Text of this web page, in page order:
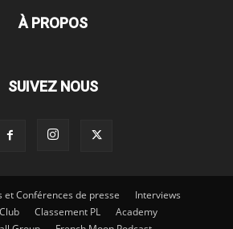
À PROPOS
SUIVEZ NOUS
et Conférences de presse
Interviews
Club Classement PL
Academy